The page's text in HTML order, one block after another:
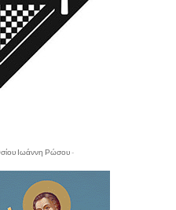
Ιωάννη Ρώσου -